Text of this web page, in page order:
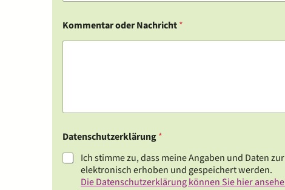
Kommentar oder Nachricht*
o
m
m
Datenschutzerklärung*
Ich stimme zu, dass meine Angaben und Daten
elektronisch erhoben und gespeichert werden.
Die Datenschutzerklärung können Sie hier